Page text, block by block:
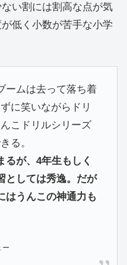
い割には割高な点が気
低く小数が苦手な小学
ームは去って落ち着
に笑いながらドリ
こドリルシリーズ
る。
るが、4年生もしく
としては秀逸。だが
はうんこの神通力も
ー